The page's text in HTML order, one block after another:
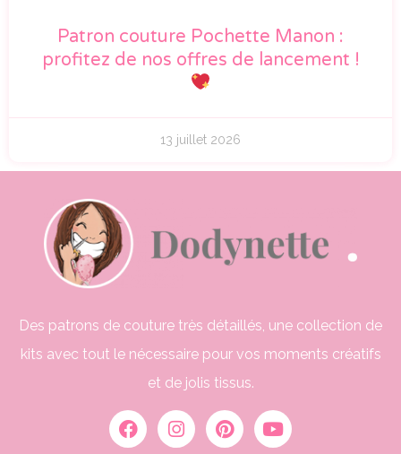
Patron couture Pochette Manon :
profitez de nos offres de lancement !
13 juillet 2026
Des patrons de couture très détaillés, une collection de
kits avec tout le nécessaire pour vos moments créatifs
et de jolis tissus.